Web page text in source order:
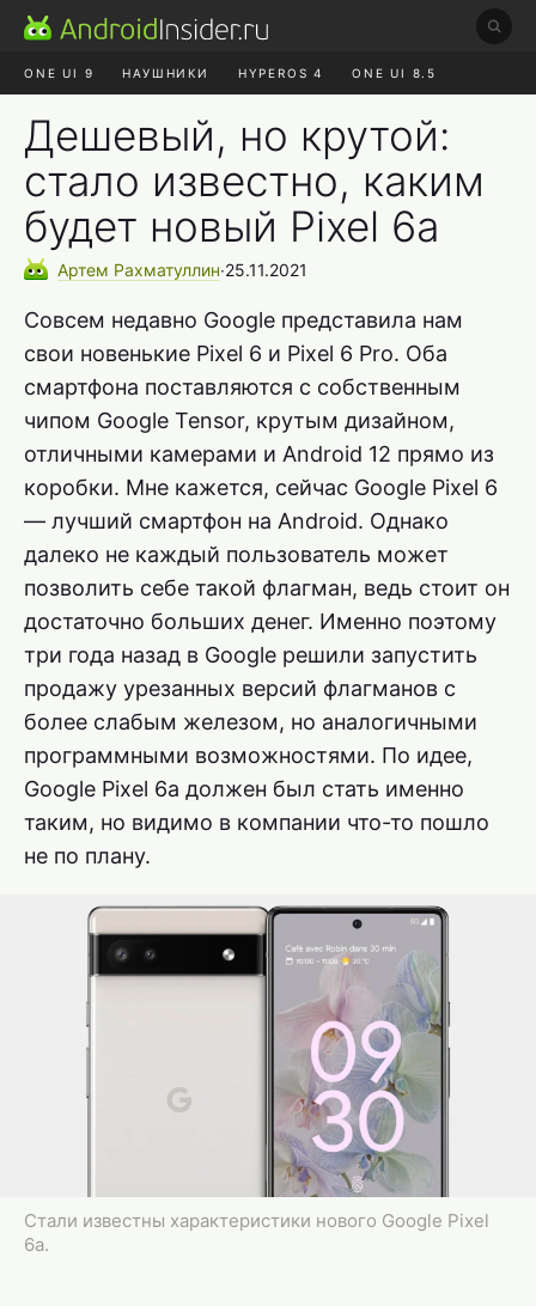
ONE UI 9 НАУШНИКИ HYPEROS 4 ONE UI 8.5
Дешевый, но крутой:
стало известно, каким
будет новый Pixel 6a
Артем Рахматуллин∙25.11.2021
Совсем недавно Google представила нам
свои новенькие Pixel 6 и Pixel 6 Pro. Оба
смартфона поставляются с собственным
чипом Google Tensor, крутым дизайном,
отличными камерами и Android 12 прямо из
коробки. Мне кажется, сейчас Google Pixel 6
— лучший смартфон на Android. Однако
далеко не каждый пользователь может
позволить себе такой флагман, ведь стоит он
достаточно больших денег. Именно поэтому
три года назад в Google решили запустить
продажу урезанных версий флагманов с
более слабым железом, но аналогичными
программными возможностями. По идее,
Google Pixel 6a должен был стать именно
таким, но видимо в компании что-то пошло
не по плану.
Стали известны характеристики нового Google Pixel
6a.